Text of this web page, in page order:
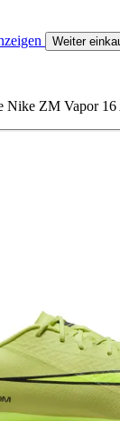
Weiter
Nike ZM Vapor